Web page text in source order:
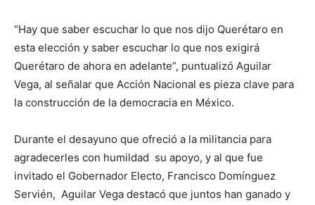
“Hay que saber escuchar lo que nos dijo Querétaro en
esta elección y saber escuchar lo que nos exigirá
Querétaro de ahora en adelante”, puntualizó Aguilar
Vega, al señalar que Acción Nacional es pieza clave para
la construcción de la democracia en México.
Durante el desayuno que ofreció a la militancia para
agradecerles con humildad su apoyo, y al que fue
invitado el Gobernador Electo, Francisco Domínguez
Servién, Aguilar Vega destacó que juntos han ganado y